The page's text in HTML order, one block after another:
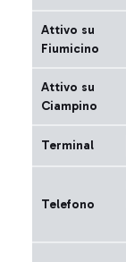
Attivo su
Fiumicino
Attivo su
Ciampino
Terminal
Telefono